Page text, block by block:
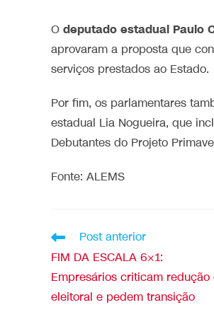
O deputado estadual Paulo
aprovaram a proposta que
serviços prestados ao Estado.
Por fim, os parlamentares
estadual Lia Nogueira, que
Debutantes do Projeto
Fonte: ALEMS
Post anterior
FIM DA ESCALA 6×1:
Empresários criticam
eleitoral e pedem transição